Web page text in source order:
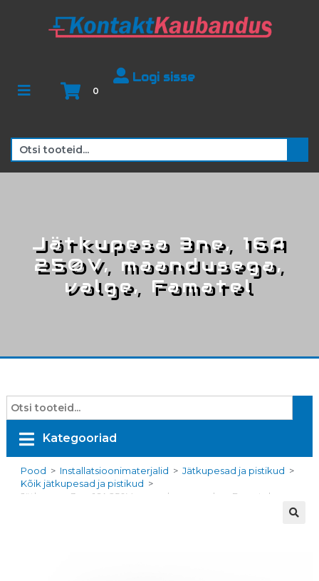
0
Logi sisse
Jätkupesa 3ne, 16A
250V, maandusega,
valge, Famatel
Kategooriad
Pood > Installatsioonimaterjalid > Jätkupesad ja pistikud >
Kõik jätkupesad ja pistikud >
Jätkupesa 3ne, 16A 250V, maandusega, valge, Famatel